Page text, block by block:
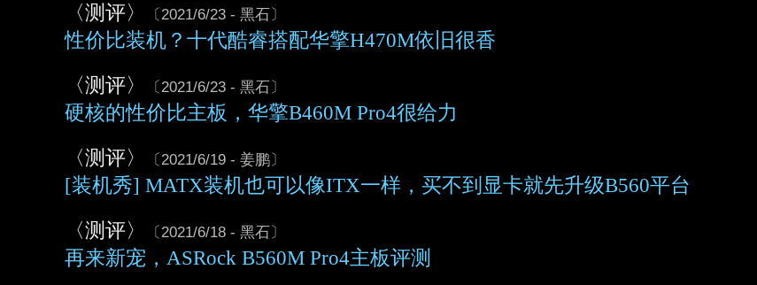
〈测评〉 〔2021/6/23 - 黑石〕
性价比装机？十代酷睿搭配华擎H470M依旧很香
〈测评〉 〔2021/6/23 - 黑石〕
硬核的性价比主板，华擎B460M Pro4很给力
〈测评〉 〔2021/6/19 - 姜鹏〕
[装机秀] MATX装机也可以像ITX一样，买不到显卡就先升级B560平台
〈测评〉 〔2021/6/18 - 黑石〕
再来新宠，ASRock B560M Pro4主板评测